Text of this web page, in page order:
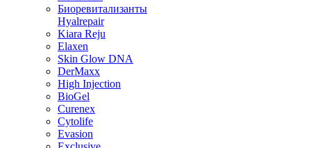
Биоревитализанты
Hyalrepair
Kiara Reju
Elaxen
Skin Glow DNA
DerMaxx
High Injection
BioGel
Curenex
Cytolife
Evasion